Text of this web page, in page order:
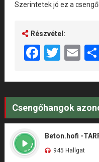
Szerintetek jó ez a
Részvétel:
Csengőhangok
Beton.hofi -
945 Hallgat